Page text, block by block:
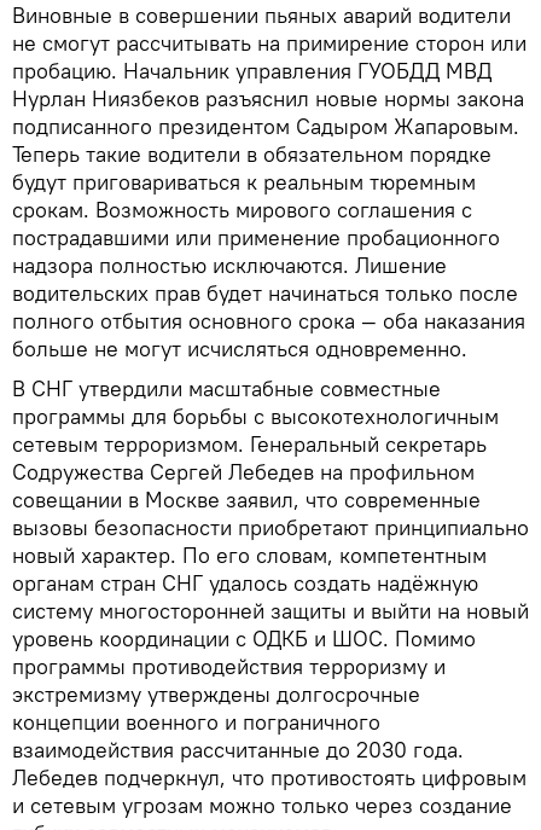
Виновные в совершении пьяных аварий водители
не смогут рассчитывать на примирение сторон или
пробацию. Начальник управления ГУОБДД МВД
Нурлан Ниязбеков разъяснил новые нормы закона
подписанного президентом Садыром Жапаровым.
Теперь такие водители в обязательном порядке
будут приговариваться к реальным тюремным
срокам. Возможность мирового соглашения с
пострадавшими или применение пробационного
надзора полностью исключаются. Лишение
водительских прав будет начинаться только после
полного отбытия основного срока — оба наказания
больше не могут исчисляться одновременно.
В СНГ утвердили масштабные совместные
программы для борьбы с высокотехнологичным
сетевым терроризмом. Генеральный секретарь
Содружества Сергей Лебедев на профильном
совещании в Москве заявил, что современные
вызовы безопасности приобретают принципиально
новый характер. По его словам, компетентным
органам стран СНГ удалось создать надёжную
систему многосторонней защиты и выйти на новый
уровень координации с ОДКБ и ШОС. Помимо
программы противодействия терроризму и
экстремизму утверждены долгосрочные
концепции военного и пограничного
взаимодействия рассчитанные до 2030 года.
Лебедев подчеркнул, что противостоять цифровым
и сетевым угрозам можно только через создание